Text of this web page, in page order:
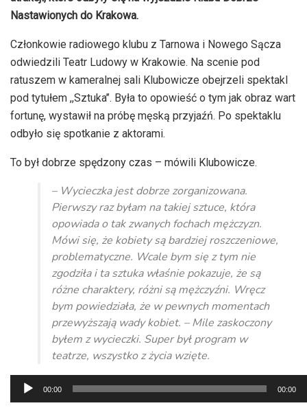
Nastawionych do Krakowa.
Członkowie radiowego klubu z Tarnowa i Nowego Sącza
odwiedzili Teatr Ludowy w Krakowie. Na scenie pod
ratuszem w kameralnej sali Klubowicze obejrzeli spektakl
pod tytułem ,,Sztuka’’. Była to opowieść o tym jak obraz wart
fortunę, wystawił na próbę męską przyjaźń. Po spektaklu
odbyło się spotkanie z aktorami.
To był dobrze spędzony czas – mówili Klubowicze.
– Wycieczka jest dobrze zorganizowana.
Pierwszy raz byłam na takiej sztuce, która
opowiada o tak zwanych fochach mężczyzn.
Mówi się, że kobiety są bardziej roszczeniowe,
problematyczne. Wcale bym się z tym nie
zgodziła i ta sztuka właśnie pokazuje, że są
różne charaktery, różni są mężczyźni. Wręcz
bym powiedziała, że w pewnych momentach
przewyższają wady kobiet. – Mile zaskoczony
byłem z wycieczki. Super był program w
teatrze, wszystko z życia wzięte.
Odtwarzacz
plików
00:00 00:00